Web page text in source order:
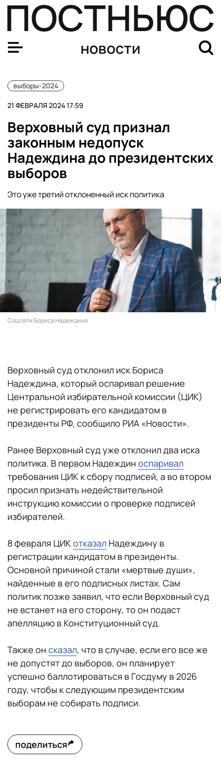
новости
выборы-2024
21 ФЕВРАЛЯ 2024 17:59
Верховный суд признал
законным недопуск
Надеждина до президентских
выборов
Это уже третий отклоненный иск политика
Соцсети Бориса Надеждина
Верховный суд отклонил иск Бориса
Надеждина, который оспаривал решение
Центральной избирательной комиссии (ЦИК)
не регистрировать его кандидатом в
президенты РФ, сообщило РИА «Новости».
Ранее Верховный суд уже отклонил два иска
политика. В первом Надеждин оспаривал
требования ЦИК к сбору подписей, а во втором
просил признать недействительной
инструкцию комиссии о проверке подписей
избирателей.
8 февраля ЦИКотказал Надеждину в
регистрации кандидатом в президенты.
Основной причиной стали «мертвые души»,
найденные в его подписных листах. Сам
политик позже заявил, что если Верховный суд
не встанет на его сторону, то он подаст
апелляцию в Конституционный суд.
Также он сказал, что в случае, если его все же
не допустят до выборов, он планирует
успешно баллотироваться в Госдуму в 2026
году, чтобы к следующим президентским
выборам не собирать подписи.
поделиться
ЦИК отказал Надеждину и Малинковичу в